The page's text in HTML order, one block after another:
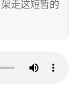
走这短暂的